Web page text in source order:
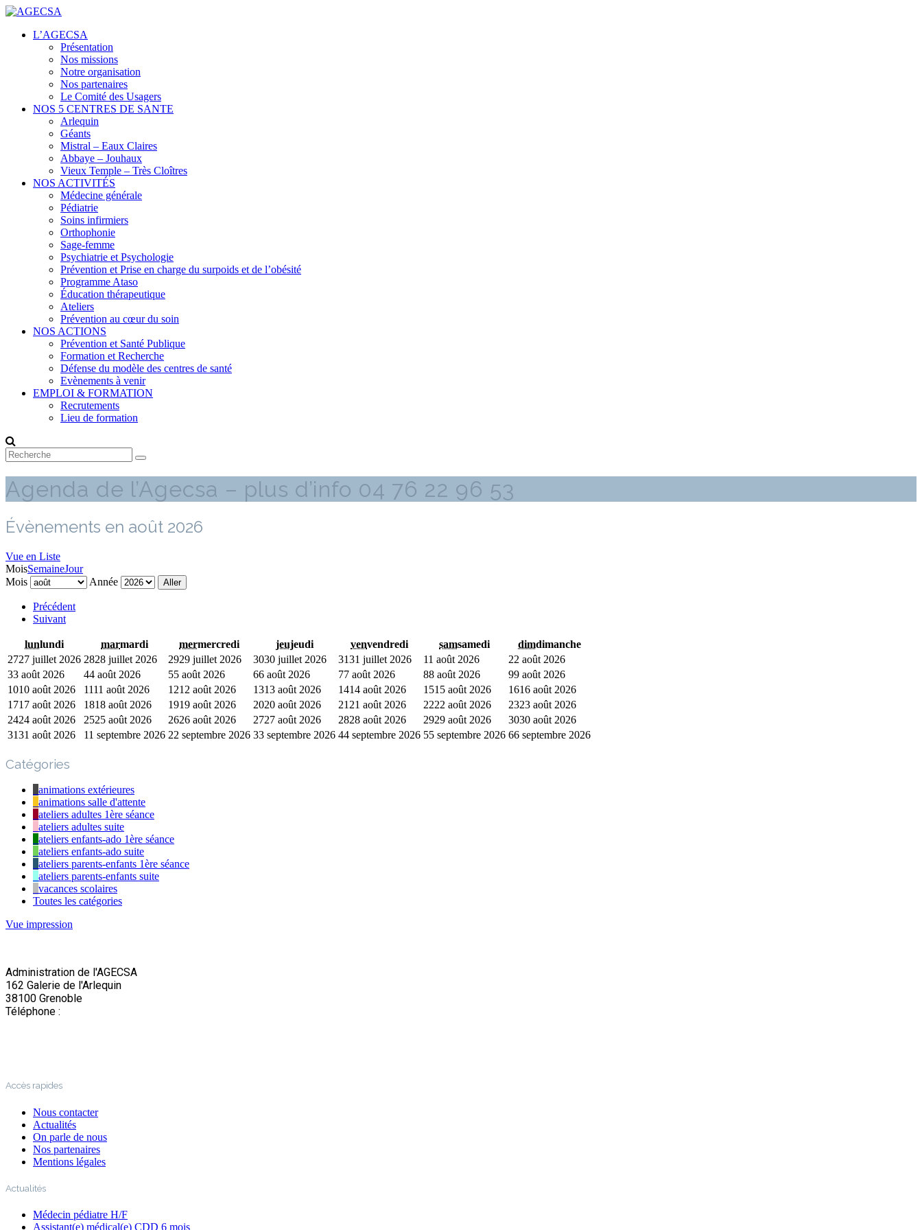
AGECSA
Centres de santé
L’AGECSA
Présentation
Nos missions
Notre organisation
Nos partenaires
Le Comité des Usagers
NOS 5 CENTRES DE SANTE
Arlequin
Géants
Mistral – Eaux Claires
Abbaye – Jouhaux
Vieux Temple – Très Cloîtres
NOS ACTIVITÉS
Médecine générale
Pédiatrie
Soins infirmiers
Orthophonie
Sage-femme
Psychiatrie et Psychologie
Prévention et Prise en charge du surpoids et de l’obésité
Programme Ataso
Éducation thérapeutique
Ateliers
Prévention au cœur du soin
NOS ACTIONS
Prévention et Santé Publique
Formation et Recherche
Défense du modèle des centres de santé
Evènements à venir
EMPLOI & FORMATION
Recrutements
Lieu de formation
Agenda de l’Agecsa – plus d’info 04 76 22 96 53
Évènements en août 2026
Vue en Liste
MoisSemaineJour
Mois
Année
Précédent
Suivant
lunlundi marmardi mermercredi jeujeudi venvendredi samsamedi dimdimanche
2727 juillet 2026 2828 juillet 2026 2929 juillet 2026 3030 juillet 2026 3131 juillet 2026 11 août 2026 22 août 2026
33 août 2026 44 août 2026 55 août 2026 66 août 2026 77 août 2026 88 août 2026 99 août 2026
1010 août 2026 1111 août 2026 1212 août 2026 1313 août 2026 1414 août 2026 1515 août 2026 1616 août 2026
1717 août 2026 1818 août 2026 1919 août 2026 2020 août 2026 21 21 août 2026 2222 août 2026 2323 août 2026
2424 août 2026 2525 août 2026 2626 août 2026 2727 août 2026 2828 août 2026 2929 août 2026 3030 août 2026
3131 août 2026 11 septembre 2026 22 septembre 2026 33 septembre 2026 44 septembre 2026 55 septembre 2026 66 septembre 2026
Catégories
animations extérieures
animations salle d'attente
ateliers adultes 1ère séance
ateliers adultes suite
ateliers enfants-ado 1ère séance
ateliers enfants-ado suite
ateliers parents-enfants 1ère séance
ateliers parents-enfants suite
vacances scolaires
Toutes les catégories
Vue impression
Administration de l'AGECSA
162 Galerie de l'Arlequin
38100 Grenoble
Téléphone :
Accès rapides
Nous contacter
Actualités
On parle de nous
Nos partenaires
Mentions légales
Actualités
Médecin pédiatre H/F
Assistant(e) médical(e) CDD 6 mois